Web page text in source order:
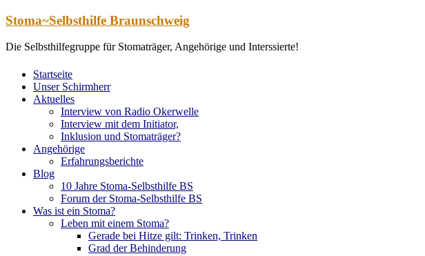
Zum
springen
Stoma~Selbsthilfe Braunschweig
Die Selbsthilfegruppe für Stomaträger, Angehörige und Interssierte!
Startseite
Unser Schirmherr
Aktuelles
Interview von Radio Okerwelle
Interview mit dem Initiator,
Inklusion und Stomaträger?
Angehörige
Erfahrungsberichte
Blog
10 Jahre Stoma-Selbsthilfe BS
Forum der Stoma-Selbsthilfe BS
Was ist ein Stoma?
Leben mit einem Stoma?
Gerade bei Hitze gilt: Trinken, Trinken
Grad der Behinderung